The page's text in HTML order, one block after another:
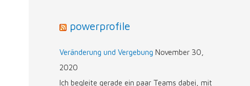
:
powerprofile
Veränderung und Vergebung November 30,
2020
Ich begleite gerade ein paar Teams dabei, mit